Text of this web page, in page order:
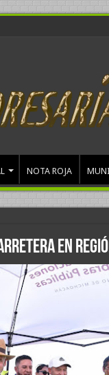
NOTA ROJA
en